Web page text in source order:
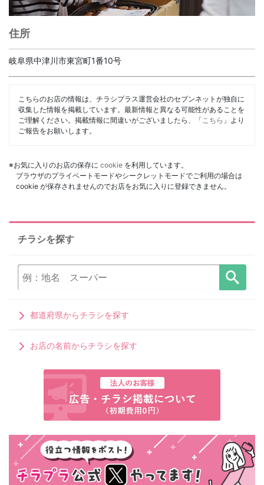
住所
岐阜県中津川市東宮町1番10号
こちらのお店の情報は、チラシプラス運営会社のセブンネットが独自に
収集した情報を掲載しています。最新情報と異なる可能性があることを
ご理解ください。掲載情報に間違いがございましたら、「 こちら 」より
ご報告をお願いします。
※お気に入りのお店の保存に cookie を利用しています。
ブラウザのプライベートモードやシークレットモードでご利用の場合は
cookie が保存されませんのでお店をお気に入りに登録できません。
チラシを探す
都道府県からチラシを探す
お店の名前からチラシを探す